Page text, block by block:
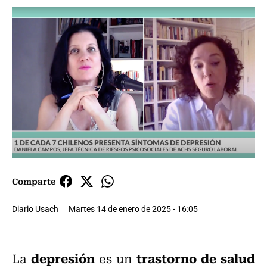
Comparte
Diario Usach Martes 14 de enero de 2025 - 16:05
La depresión es un trastorno de salud